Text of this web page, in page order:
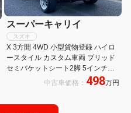
スーパーキャリイ
スズキ
X 3方開 4WD 小型貨物登録 ハイロ
ースタイル カスタム車両 ブリッド
セミバケットシート2脚 5インチリ
フトアップ 15インチ8Jワークマイ
スター 70mmワイドフェンダー ロ
中古車価格： 498万円